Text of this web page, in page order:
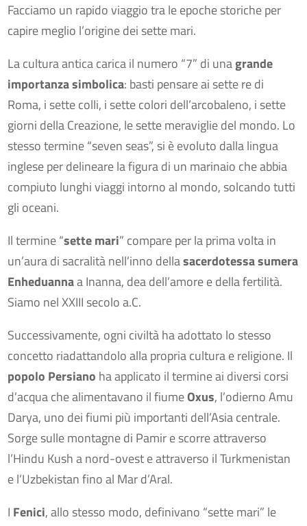
Facciamo un rapido viaggio tra le epoche storiche per
capire meglio l’origine dei sette mari.
La cultura antica carica il numero “7” di unagrande
importanza simbolica: basti pensare ai sette re di
Roma, i sette colli, i sette colori dell’arcobaleno, i sette
giorni della Creazione, le sette meraviglie del mondo. Lo
stesso termine “seven seas”, si è evoluto dalla lingua
inglese per delineare la figura di un marinaio che abbia
compiuto lunghi viaggi intorno al mondo, solcando tutti
gli oceani.
Il termine “sette mari” compare per la prima volta in
un’aura di sacralità nell’inno dellasacerdotessa sumera
Enheduannaa Inanna, dea dell’amore e della fertilità.
Siamo nel XXIII secolo a.C.
Successivamente, ogni civiltà ha adottato lo stesso
concetto riadattandolo alla propria cultura e religione. Il
popolo Persiano ha applicato il termine ai diversi corsi
d’acqua che alimentavano il fiumeOxus, l’odierno Amu
Darya, uno dei fiumi più importanti dell’Asia centrale.
Sorge sulle montagne di Pamir e scorre attraverso
l’Hindu Kush a nord-ovest e attraverso il Turkmenistan
e l’Uzbekistan fino al Mar d’Aral.
I Fenici, allo stesso modo, definivano “sette mari” le